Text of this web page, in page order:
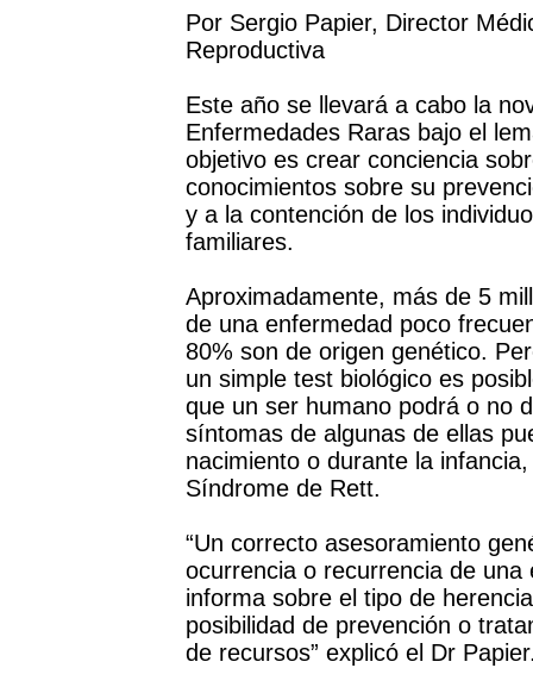
Por Sergio Papier, Director
Reproductiva
Este año se llevará a cabo la
Enfermedades Raras bajo el
objetivo es crear conciencia
conocimientos sobre su
y a la contención de los
familiares.
Aproximadamente, más de 5
de una enfermedad poco
80% son de origen genético.
un simple test biológico es
que un ser humano podrá o no
síntomas de algunas de ellas
nacimiento o durante la
Síndrome de Rett.
“Un correcto asesoramiento
ocurrencia o recurrencia de
informa sobre el tipo de
posibilidad de prevención o
de recursos” explicó el Dr